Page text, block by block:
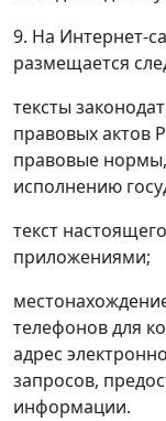
9. На Интернет-
размещается
тексты
правовых актов
правовые
исполнению
текст
приложениями;
телефонов для
адрес
запросов,
информации.